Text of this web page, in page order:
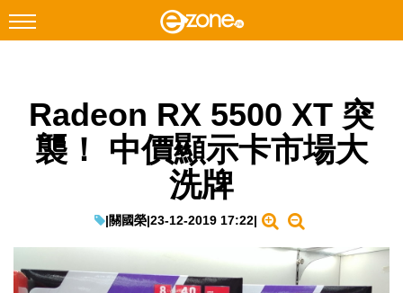
Facebook Instagram
科技焦點
教學評測
EduTech
Radeon RX 5500 XT 突
襲！ 中價顯示卡市場大
洗牌
|關國榮|23-12-2019 17:22|